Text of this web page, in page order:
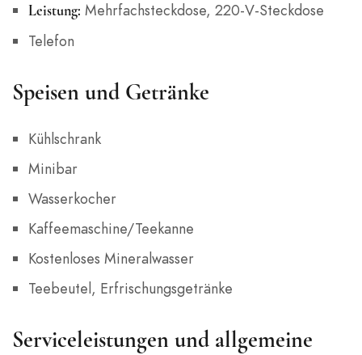
Leistung: Mehrfachsteckdose, 220-V-Steckdose
Telefon
Speisen und Getränke
Kühlschrank
Minibar
Wasserkocher
Kaffeemaschine/Teekanne
Kostenloses Mineralwasser
Teebeutel, Erfrischungsgetränke
Serviceleistungen und allgemeine